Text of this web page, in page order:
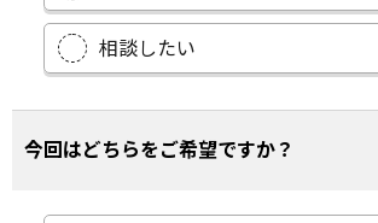
相談したい
今回はどちらをご希望ですか？